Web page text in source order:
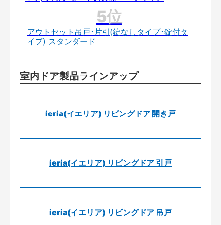
アウトセット吊戸･片引(錠なしタイプ･錠付タ
イプ) スタンダード
室内ドア製品ラインアップ
ieria(イエリア) リビングドア 開き戸
ieria(イエリア) リビングドア 引戸
ieria(イエリア) リビングドア 吊戸